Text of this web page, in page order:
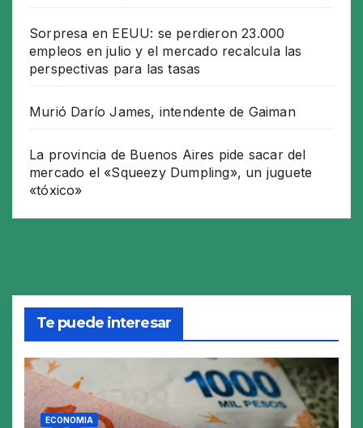
Sorpresa en EEUU: se perdieron 23.000
empleos en julio y el mercado recalcula las
perspectivas para las tasas
Murió Darío James, intendente de Gaiman
La provincia de Buenos Aires pide sacar del
mercado el «Squeezy Dumpling», un juguete
«tóxico»
Te puede interesar
ECONOMIA